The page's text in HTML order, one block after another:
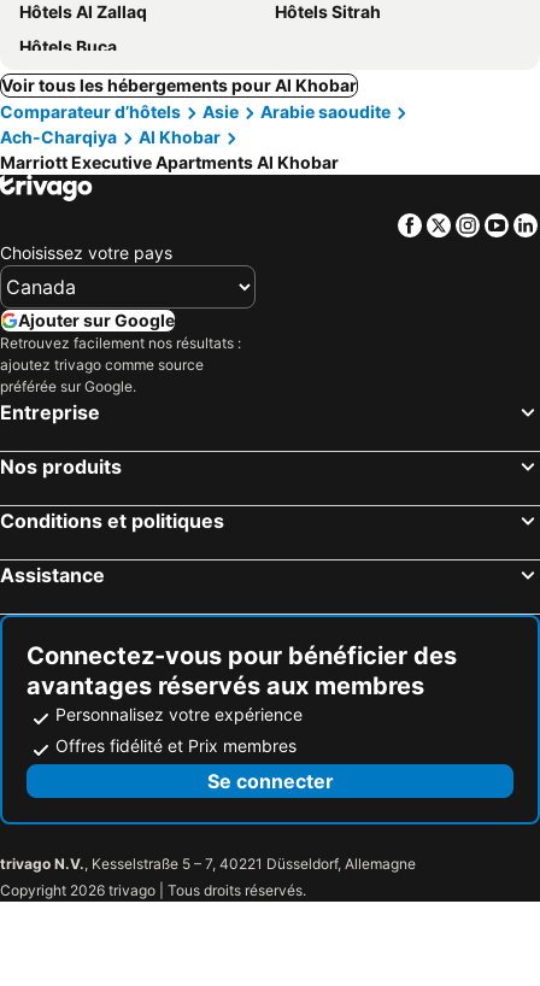
Hôtels Al Zallaq
Hôtels Sitrah
Hôtels Buca
Voir tous les hébergements pour Al Khobar
Comparateur d’hôtels
Asie
Arabie saoudite
Ach-Charqiya
Al Khobar
Marriott Executive Apartments Al Khobar
Facebook
Twitter
Choisissez votre pays
Ajouter sur Google
Retrouvez facilement nos résultats :
ajoutez trivago comme source
préférée sur Google.
Entreprise
Nos produits
Conditions et politiques
Assistance
Connectez-vous pour bénéficier des
avantages réservés aux membres
Personnalisez votre expérience
Offres fidélité et Prix membres
Se connecter
trivago N.V., Kesselstraße 5 – 7, 40221 Düsseldorf, Allemagne
Copyright 2026 trivago | Tous droits réservés.